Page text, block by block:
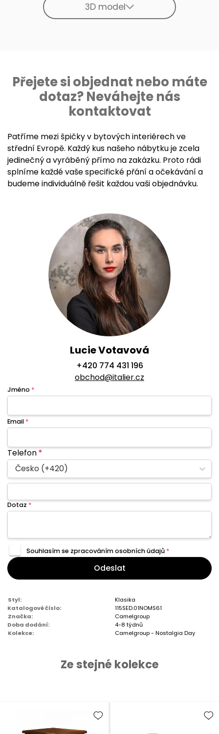
3D model
Přejete si objednat nebo máte
dotaz? Neváhejte nás
kontaktovat
Patříme mezi špičky v bytových interiérech ve
střední Evropě. Každý kus našeho nábytku je zcela
jedinečný a vyráběný přímo na zakázku. Proto rádi
splníme každé vaše specifické přání a očekávání a
budeme individuálně řešit každou vaši objednávku.
Lucie Votavová
+420 774 431 196
obchod@italier.cz
Jméno *
Email *
Telefon*
Česko (+420)
Dotaz *
Souhlasím se zpracovánímosobních údajů *
Odeslat
Styl:
Klasika
Katalogové číslo:
115SED.01NOMS61
Značka:
Camelgroup
Doba dodání:
4-8 týdnů
Kolekce:
Camelgroup - Nostalgia Day
Ze stejné kolekce